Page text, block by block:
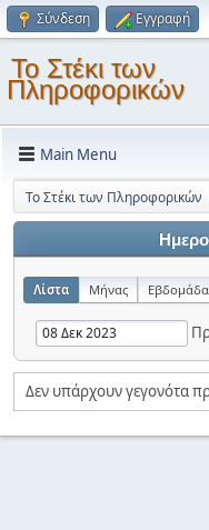
Σύνδεση Εγγραφή
Το Στέκι των
Πληροφορικών
Main Menu
Το Στέκι των Πληροφορικών
Λίστα Μήνας Εβδομάδα
Δεν υπάρχουν γεγονότα